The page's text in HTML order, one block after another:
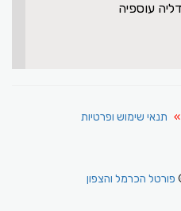
עוספיה
תנאי שימוש ופרטיות
הכרמל והצפון